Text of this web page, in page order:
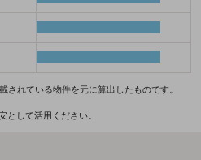
されている物件を元に算出したものです。
して活用ください。